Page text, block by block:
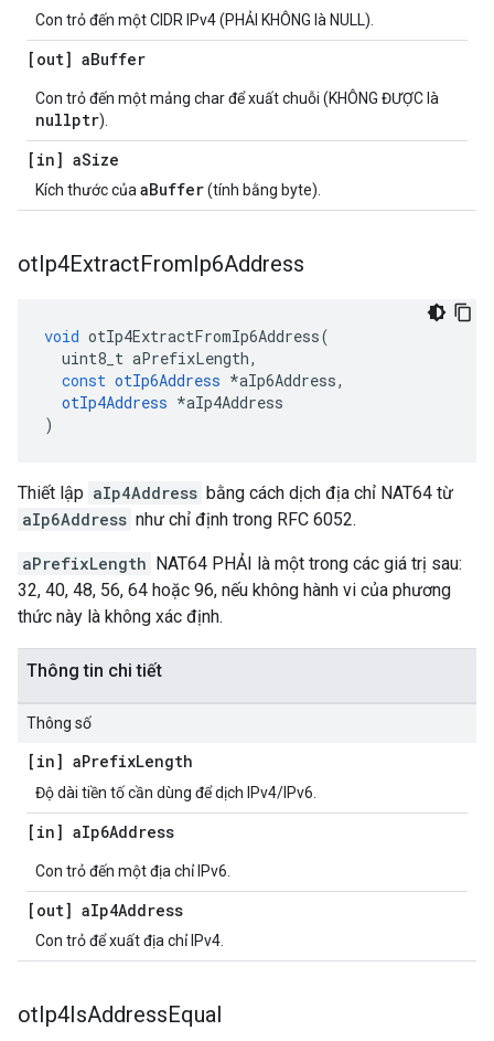
Con trỏ đến một CIDR IPv4 (PHẢI KHÔNG là NULL).
[out] aBuffer
Con trỏ đến một mảng char để xuất chuỗi (KHÔNG ĐƯỢC là
nullptr).
[in] aSize
Kích thước của aBuffer(tính bằng byte).
otIp4ExtractFromIp6Address
void otIp4ExtractFromIp6Address(
uint8_t aPrefixLength,
const otIp6Address *aIp6Address,
otIp4Address *aIp4Address
)
Thiết lập aIp4Address bằng cách dịch địa chỉ NAT64 từ
aIp6Address như chỉ định trong RFC 6052.
aPrefixLength NAT64 PHẢI là một trong các giá trị sau:
32, 40, 48, 56, 64 hoặc 96, nếu không hành vi của phương
thức này là không xác định.
Thông tin chi tiết
Thông số
[in] aPrefixLength
Độ dài tiền tố cần dùng để dịch IPv4/IPv6.
[in] aIp6Address
Con trỏ đến một địa chỉ IPv6.
[out] aIp4Address
Con trỏ để xuất địa chỉ IPv4.
otIp4IsAddressEqual